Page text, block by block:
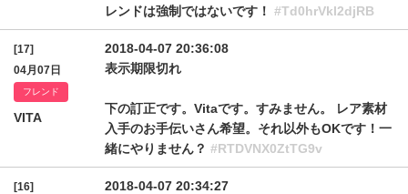
レンドは強制ではないです！ #Td0hrVkl2djRB
[17]
04月07日
フレンド
VITA
2018-04-07 20:36:08
表示期限切れ
下の訂正です。Vitaです。すみません。 レア素材
入手のお手伝いさん希望。それ以外もOKです！一
緒にやりません？ #RTDVNX0ZtTG9v
[16]
2018-04-07 20:34:27